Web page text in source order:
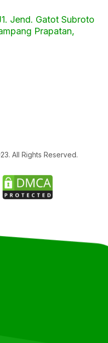
Jend. Gatot Subroto
Prapatan,
All Rights Reserved.